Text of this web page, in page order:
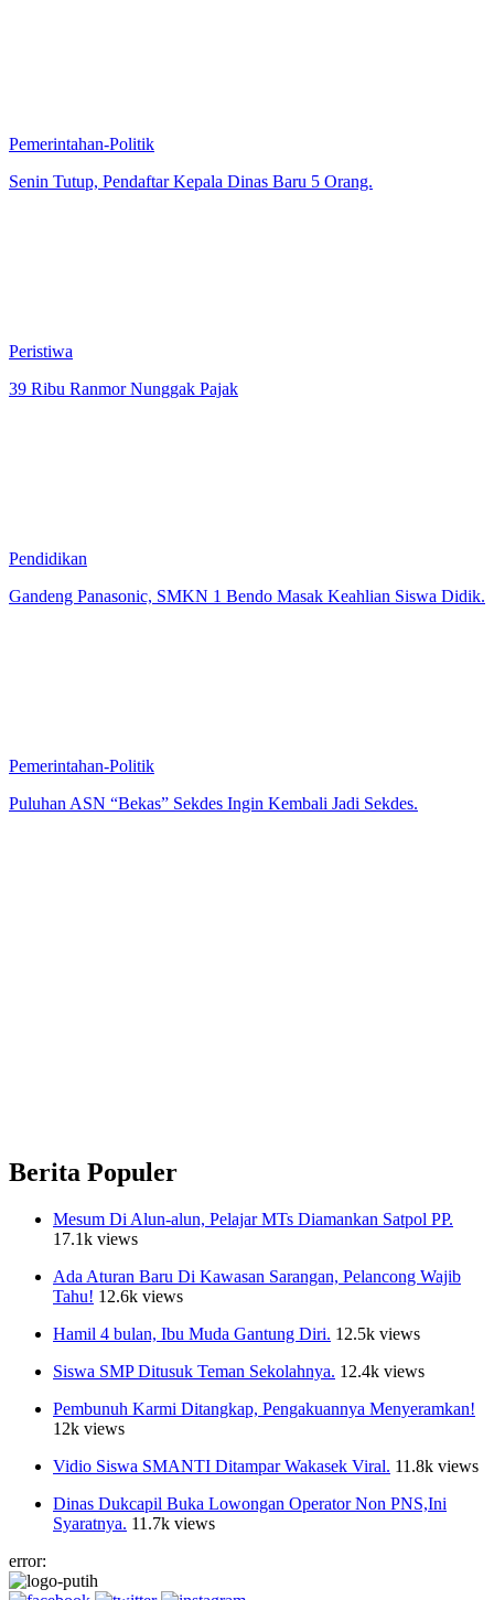
Pemerintahan-Politik
Senin Tutup, Pendaftar Kepala Dinas Baru 5 Orang.
Peristiwa
39 Ribu Ranmor Nunggak Pajak
Pendidikan
Gandeng Panasonic, SMKN 1 Bendo Masak Keahlian Siswa Didik.
Pemerintahan-Politik
Puluhan ASN “Bekas” Sekdes Ingin Kembali Jadi Sekdes.
Berita Populer
Mesum Di Alun-alun, Pelajar MTs Diamankan Satpol PP.
17.1k views
Ada Aturan Baru Di Kawasan Sarangan, Pelancong Wajib
Tahu! 12.6k views
Hamil 4 bulan, Ibu Muda Gantung Diri. 12.5k views
Siswa SMP Ditusuk Teman Sekolahnya. 12.4k views
Pembunuh Karmi Ditangkap, Pengakuannya Menyeramkan!
12k views
Vidio Siswa SMANTI Ditampar Wakasek Viral. 11.8k views
Dinas Dukcapil Buka Lowongan Operator Non PNS,Ini
Syaratnya. 11.7k views
error: